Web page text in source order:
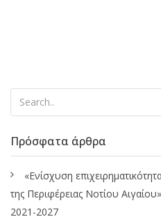
Πρόσφατα άρθρα
«Ενίσχυση
της Περιφέρειας Νοτίου
2021-2027